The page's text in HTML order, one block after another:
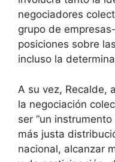
negociadores
grupo de
posiciones sobre
incluso la
A su vez, Recalde,
la negociación
ser “un
más justa
nacional, alcanzar